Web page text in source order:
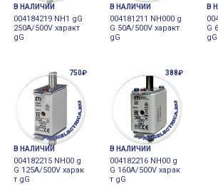
В НАЛИЧИИ
004184219 NH1 gG
250A/500V характ
gG
В НАЛИЧИИ
004181211 NH000 g
G 50A/500V характ
gG
В
G
gG
750₽
В НАЛИЧИИ
004182215 NH00 g
G 125A/500V харак
т gG
388₽
В НАЛИЧИИ
004182216 NH00 g
G 160A/500V харак
т gG